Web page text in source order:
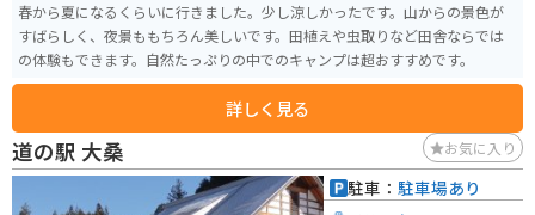
春から夏になるくらいに行きました。少し涼しかったです。山からの景色が
すばらしく、夜景ももちろん美しいです。田植えや虫取りなど田舎ならでは
の体験もできます。自然たっぷりの中でのキャンプは超おすすめです。
詳しく見る
道の駅 大桑 お気に入り
駐車： 駐車場あり